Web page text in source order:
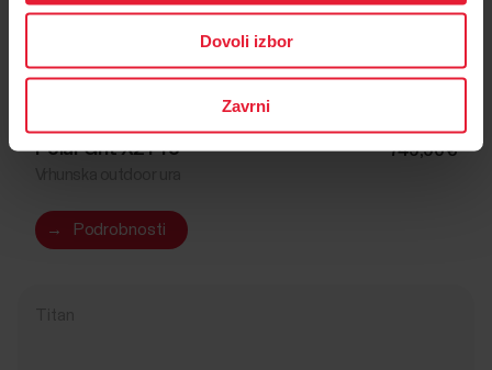
Dovoli izbor
Zavrni
Polar Grit X2 Pro 749,90 €
→ Podrobnosti